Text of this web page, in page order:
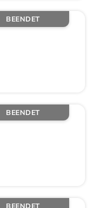
BEENDET
BEENDET
BEENDET